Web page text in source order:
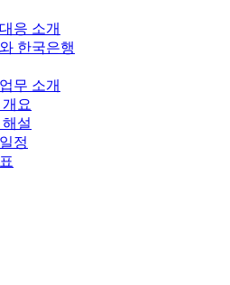
응 소개
한국은행
무 소개
요
설
정